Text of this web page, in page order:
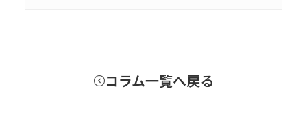
コラム一覧へ戻る